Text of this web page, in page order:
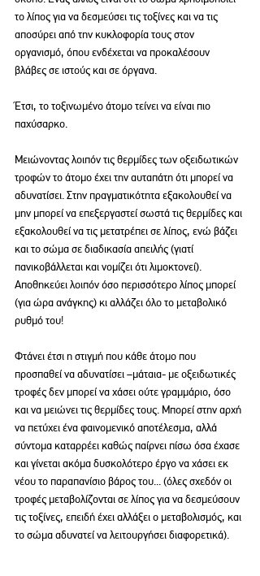
το λίπος για να δεσμεύσει τις τοξίνες και να τις
αποσύρει από την κυκλοφορία τους στον
οργανισμό, όπου ενδέχεται να προκαλέσουν
βλάβες σε ιστούς και σε όργανα.
Έτσι, το τοξινωμένο άτομο τείνει να είναι πιο
παχύσαρκο.
Μειώνοντας λοιπόν τις θερμίδες των οξειδωτικών
τροφών το άτομο έχει την αυταπάτη ότι μπορεί να
αδυνατίσει. Στην πραγματικότητα εξακολουθεί να
μην μπορεί να επεξεργαστεί σωστά τις θερμίδες και
εξακολουθεί να τις μετατρέπει σε λίπος, ενώ βάζει
και το σώμα σε διαδικασία απειλής (γιατί
πανικοβάλλεται και νομίζει ότι λιμοκτονεί).
Αποθηκεύει λοιπόν όσο περισσότερο λίπος μπορεί
(για ώρα ανάγκης) κι αλλάζει όλο το μεταβολικό
ρυθμό του!
Φτάνει έτσι η στιγμή που κάθε άτομο που
προσπαθεί να αδυνατίσει –μάταια- με οξειδωτικές
τροφές δεν μπορεί να χάσει ούτε γραμμάριο, όσο
και να μειώνει τις θερμίδες τους. Μπορεί στην αρχή
να πετύχει ένα φαινομενικό αποτέλεσμα, αλλά
σύντομα καταρρέει καθώς παίρνει πίσω όσα έχασε
και γίνεται ακόμα δυσκολότερο έργο να χάσει εκ
νέου το παραπανίσιο βάρος του... (όλες σχεδόν οι
τροφές μεταβολίζονται σε λίπος για να δεσμεύσουν
τις τοξίνες, επειδή έχει αλλάξει ο μεταβολισμός, και
το σώμα αδυνατεί να λειτουργήσει διαφορετικά).